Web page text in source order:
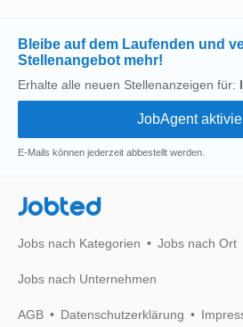
Bleibe auf dem Laufenden und
Stellenangebot mehr!
Erhalte alle neuen Stellenanzeigen für:
E-Mails können jederzeit abbestellt werden.
Jobted
Jobs nach Kategorien Jobs nach Ort
Jobs nach Unternehmen
AGB Datenschutzerklärung